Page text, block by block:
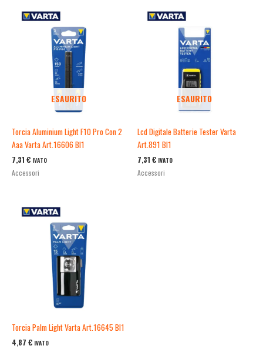
ESAURITO
Torcia Aluminium Light F10 Pro Con 2
Aaa Varta Art.16606 Bl1
7,31 € IVATO
Accessori
ESAURITO
Lcd Digitale Batterie Tester Varta
Art.891 Bl1
7,31 € IVATO
Accessori
Torcia Palm Light Varta Art.16645 Bl1
4,87 € IVATO